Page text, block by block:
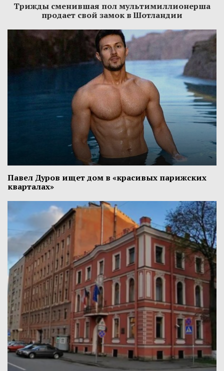
Трижды сменившая пол мультимиллионерша
продает свой замок в Шотландии
Павел Дуров ищет дом в «красивых парижских
кварталах»